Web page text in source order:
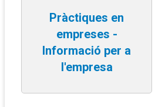
Pràctiques en
empreses -
Informació per a
l'empresa